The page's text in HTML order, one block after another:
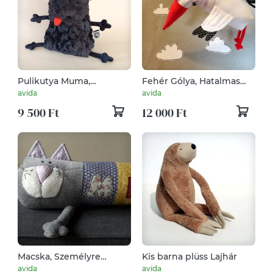
Pulikutya Muma,
Koromfekete
fekete kutyakölyök
avida
9 500 Ft
Fehér Gólya, Hatalmas
Plüss Gázlómadár
avida
12 000 Ft
Macska, Személyre
szabott, különlegesen
avida
Kis barna plüss Lajhár
avida